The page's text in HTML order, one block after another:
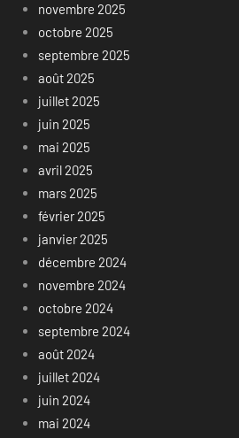
novembre 2025
octobre 2025
septembre 2025
août 2025
juillet 2025
juin 2025
mai 2025
avril 2025
mars 2025
février 2025
janvier 2025
décembre 2024
novembre 2024
octobre 2024
septembre 2024
août 2024
juillet 2024
juin 2024
mai 2024